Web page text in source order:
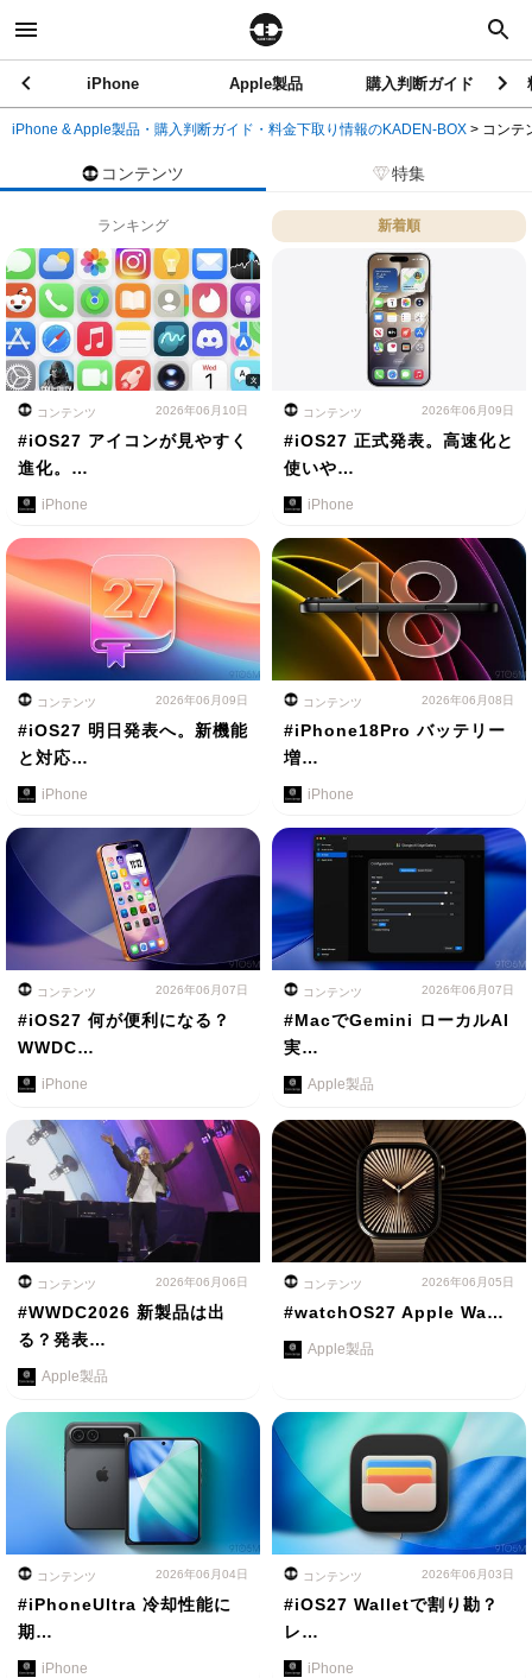
iPhone Apple製品 購入判断ガイド
iPhone & Apple製品・購入判断ガイド・料金下取り情報のKADEN-BOX > コンテ
コンテンツ 特集
ランキング 新着順
コンテンツ 2026年06月10日
#iOS27 アイコンが見やすく
進化。…
iPhone
コンテンツ 2026年06月09日
#iOS27 正式発表。高速化と
使いや…
iPhone
コンテンツ 2026年06月09日
#iOS27 明日発表へ。新機能
と対応…
iPhone
コンテンツ 2026年06月08日
#iPhone18Pro バッテリー
増…
iPhone
コンテンツ 2026年06月07日
#iOS27 何が便利になる？
WWDC…
iPhone
コンテンツ 2026年06月07日
#MacでGemini ローカルAI
実…
Apple製品
コンテンツ 2026年06月06日
#WWDC2026 新製品は出
る？発表…
Apple製品
コンテンツ 2026年06月05日
#watchOS27 Apple Wa…
Apple製品
コンテンツ 2026年06月04日
#iPhoneUltra 冷却性能に
期…
iPhone
コンテンツ 2026年06月03日
#iOS27 Walletで割り勘？
レ…
iPhone